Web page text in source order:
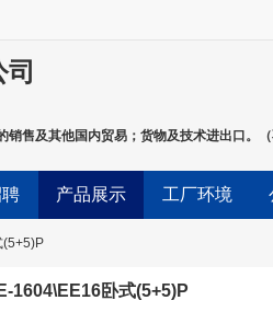
销售及其他国内贸易；货物及技术进出口
产品展示 工厂环境
(5+5)P
1604\EE16卧式(5+5)P